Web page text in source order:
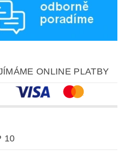
ONLINE PLATBY
10